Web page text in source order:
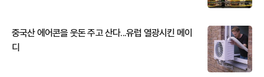
중국산 에어콘을 웃돈 주고 산다...유럽 열광시킨 메이
디